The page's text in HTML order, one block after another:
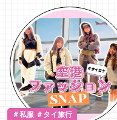
＃私服 ＃タイ旅行